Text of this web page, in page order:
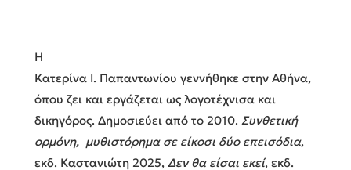
H
Κατερίνα Ι. Παπαντωνίου γεννήθηκε στην Αθήνα,
όπου ζει και εργάζεται ως λογοτέχνισα και
δικηγόρος. Δημοσιεύει από το 2010. Συνθετική
ορμόνη, μυθιστόρημα σε είκοσι δύο επεισόδια,
εκδ. Καστανιώτη 2025, Δεν θα είσαι εκεί, εκδ.